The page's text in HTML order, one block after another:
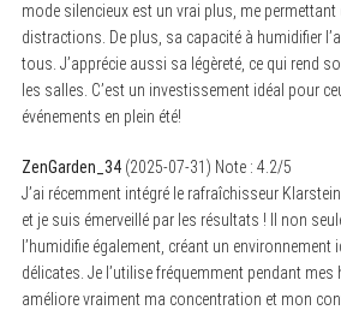
mode silencieux est un vrai plus, me permettant
distractions. De plus, sa capacité à humidifier
tous. J’apprécie aussi sa légèreté, ce qui rend
les salles. C’est un investissement idéal pour
événements en plein été!
ZenGarden_34(2025-07-31) Note : 4.2/5
J’ai récemment intégré le rafraîchisseur
et je suis émerveillé par les résultats ! Il non
l’humidifie également, créant un environnement
délicates. Je l’utilise fréquemment pendant mes
améliore vraiment ma concentration et mon